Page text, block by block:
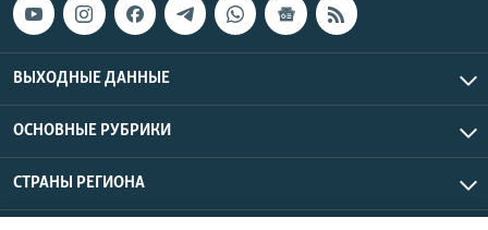
ВЫХОДНЫЕ ДАННЫЕ
ОСНОВНЫЕ РУБРИКИ
СТРАНЫ РЕГИОНА